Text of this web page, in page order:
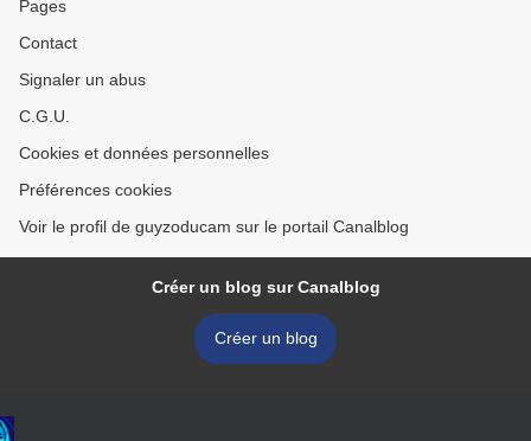
Pages
Contact
Signaler un abus
C.G.U.
Cookies et données personnelles
Préférences cookies
Voir le profil de guyzoducam sur le portail Canalblog
Créer un blog sur Canalblog
Créer un blog